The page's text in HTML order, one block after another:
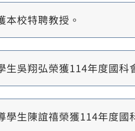
本校特聘教授。
生吳翔弘榮獲114年度國科
學生陳誼禧榮獲114年度國